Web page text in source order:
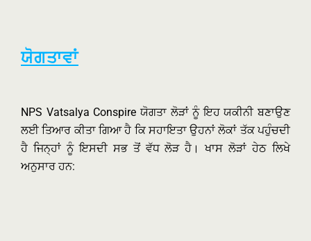
ਯੋਗਤਾਵਾਂ
NPS Vatsalya Conspire ਯੋਗਤਾ ਲੋੜਾਂ ਨੂੰ ਇਹ ਯਕੀਨੀ ਬਣਾਉਣ
ਲਈ ਤਿਆਰ ਕੀਤਾ ਗਿਆ ਹੈ ਕਿ ਸਹਾਇਤਾ ਉਹਨਾਂ ਲੋਕਾਂ ਤੱਕ ਪਹੁੰਚਦੀ
ਹੈ ਜਿਨ੍ਹਾਂ ਨੂੰ ਇਸਦੀ ਸਭ ਤੋਂ ਵੱਧ ਲੋੜ ਹੈ। ਖਾਸ ਲੋੜਾਂ ਹੇਠ ਲਿਖੇ
ਅਨੁਸਾਰ ਹਨ: